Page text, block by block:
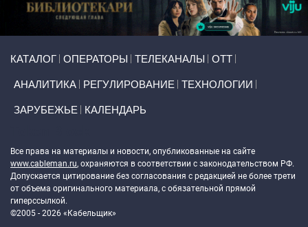
КАТАЛОГ ОПЕРАТОРЫ ТЕЛЕКАНАЛЫ ОТТ
АНАЛИТИКА РЕГУЛИРОВАНИЕ ТЕХНОЛОГИИ
ЗАРУБЕЖЬЕ КАЛЕНДАРЬ
Все права на материалы и новости, опубликованные на сайте
www.cableman.ru, охраняются в соответствии с законодательством РФ.
Допускается цитирование без согласования с редакцией не более трети
от объема оригинального материала, с обязательной прямой
гиперссылкой.
©2005 - 2026 «Кабельщик»